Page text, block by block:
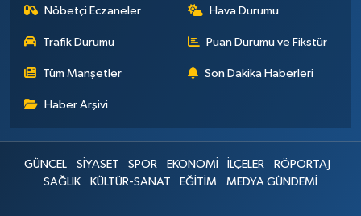
Nöbetçi Eczaneler Hava Durumu
Trafik Durumu Puan Durumu ve Fikstür
Tüm Manşetler Son Dakika Haberleri
Haber Arşivi
GÜNCEL SİYASET SPOR EKONOMİ İLÇELER
RÖPORTAJ
SAĞLIK
KÜLTÜR-SANAT EĞİTİM MEDYA GÜNDEMİ